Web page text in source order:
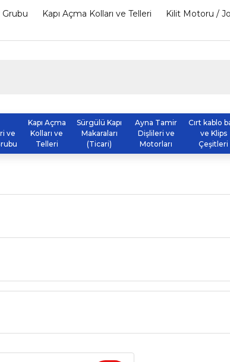
Kapı Açma Kolları ve Telleri Kilit Motoru /
ve
Kapı Açma
Kolları ve
Telleri
Sürgülü Kapı
Makaraları
(Ticari)
Ayna Tamir
Dişlileri ve
Motorları
Cırt kablo
ve Klips
Çeşitleri